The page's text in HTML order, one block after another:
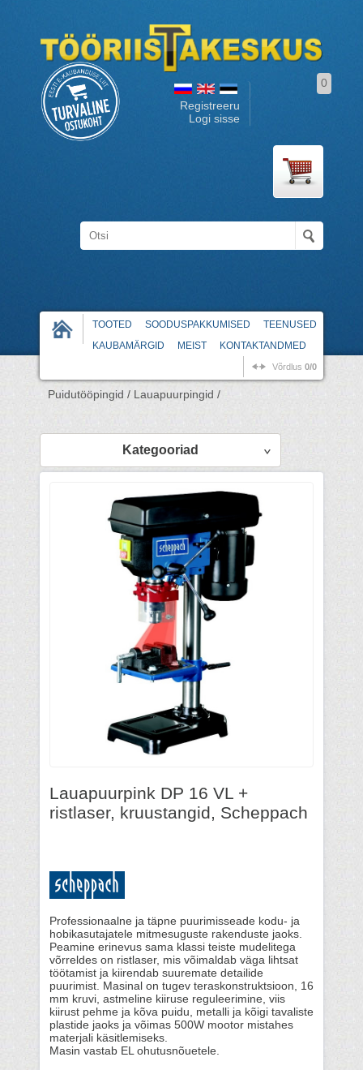
Registreeru
Logi sisse
0
TOOTED SOODUSPAKKUMISED
TEENUSED
KAUBAMÄRGID
MEIST KONTAKTANDMED
Võrdlus 0/0
Puidutööpingid / Lauapuurpingid /
Kategooriad
Lauapuurpink DP 16 VL +
ristlaser, kruustangid, Scheppach
Professionaalne ja täpne puurimisseade kodu- ja
hobikasutajatele mitmesuguste rakenduste jaoks.
Peamine erinevus sama klassi teiste mudelitega
võrreldes on ristlaser, mis võimaldab väga lihtsat
töötamist ja kiirendab suuremate detailide
puurimist. Masinal on tugev teraskonstruktsioon, 16
mm kruvi, astmeline kiiruse reguleerimine, viis
kiirust pehme ja kõva puidu, metalli ja kõigi tavaliste
plastide jaoks ja võimas 500W mootor mistahes
materjali käsitlemiseks.
Masin vastab EL ohutusnõuetele.